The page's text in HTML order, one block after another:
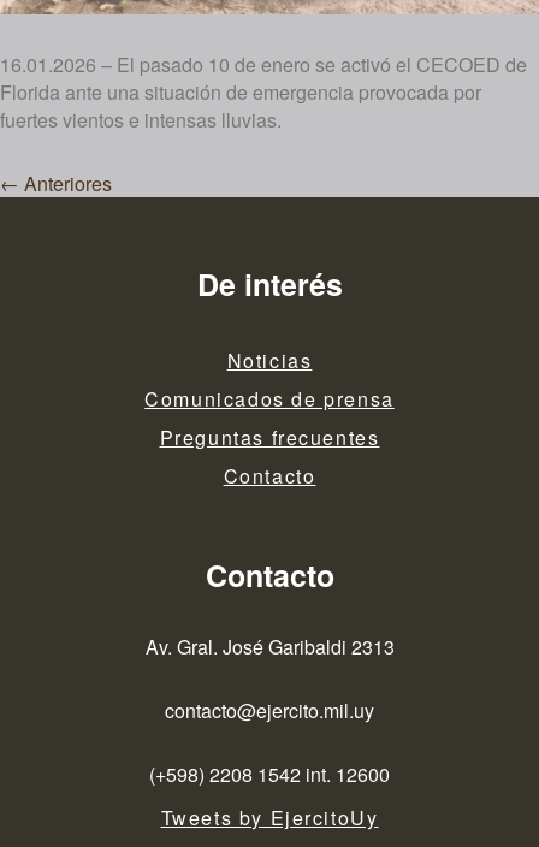
16.01.2026 – El pasado 10 de enero se activó el CECOED de
Florida ante una situación de emergencia provocada por
fuertes vientos e intensas lluvias.
de
← Anteriores
De interés
Noticias
Comunicados de prensa
Preguntas frecuentes
Contacto
Contacto
Av. Gral. José Garibaldi 2313
contacto@ejercito.mil.uy
(+598) 2208 1542 int. 12600
Tweets by EjercitoUy